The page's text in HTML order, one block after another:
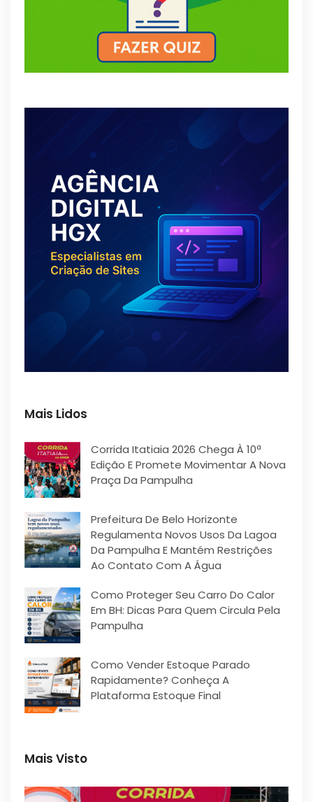
Mais Lidos
Corrida Itatiaia 2026 Chega À 10ª
Edição E Promete Movimentar A Nova
Praça Da Pampulha
Prefeitura De Belo Horizonte
Regulamenta Novos Usos Da Lagoa
Da Pampulha E Mantém Restrições
Ao Contato Com A Água
Como Proteger Seu Carro Do Calor
Em BH: Dicas Para Quem Circula Pela
Pampulha
Como Vender Estoque Parado
Rapidamente? Conheça A
Plataforma Estoque Final
Mais Visto